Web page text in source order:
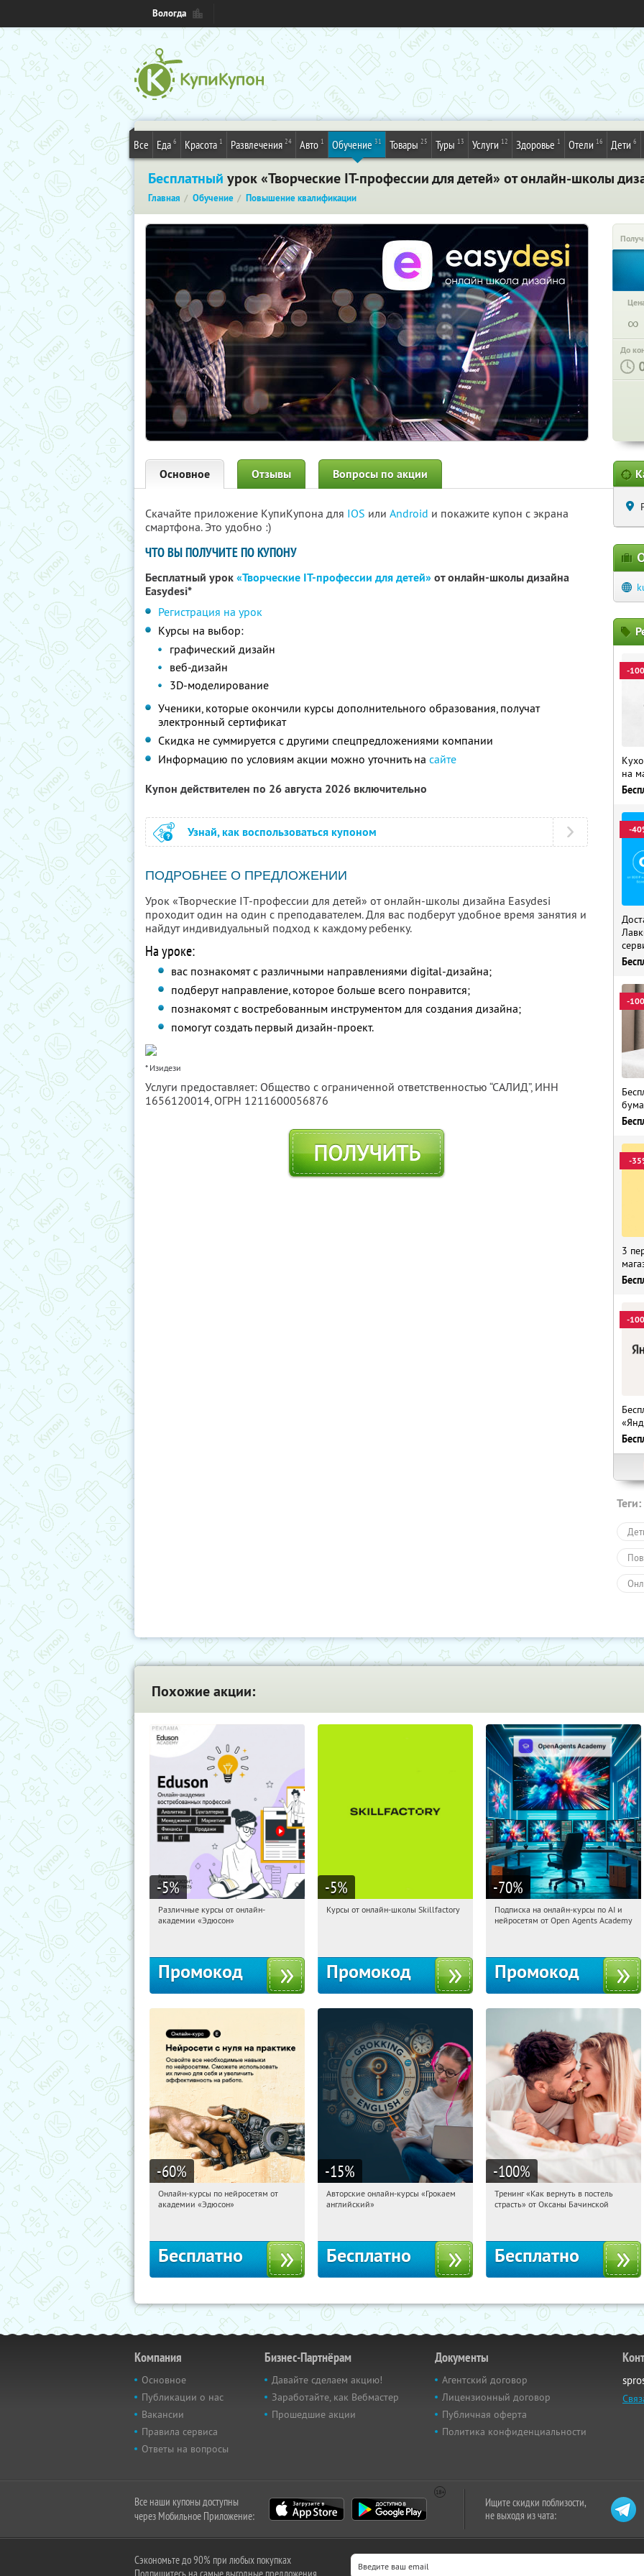
Вологда
Все Еда 6 Красота 1 Развлечения 24 Авто 1 Обучение 31 Товары 25 Туры 13 Услуги 12 Здоровье 1 Отели 16 Дети 6
Бесплатный урок «Творческие IT-профессии для детей» от онлайн-школы
Главная Обучение Повышение квалификации
∞
До
Основное Отзывы Вопросы по акции
Скачайте приложение КупиКупона для IOS или Android и покажите купон с экрана
смартфона. Это удобно :)
ЧТО ВЫ ПОЛУЧИТЕ ПО КУПОНУ
Бесплатный урок«Творческие IT-профессии для детей»от онлайн-школы дизайна
Easydesi*
Регистрация на урок
Курсы на выбор:
графический дизайн
веб-дизайн
3D-моделирование
Ученики, которые окончили курсы дополнительного образования, получат
электронный сертификат
Скидка не суммируется с другими спецпредложениями компании
Информацию по условиям акции можно уточнить на сайте
Купон действителен по 26 августа 2026 включительно
Узнай, как воспользоваться купоном
ПОДРОБНЕЕ О ПРЕДЛОЖЕНИИ
Урок «Творческие IT-профессии для детей» от онлайн-школы дизайна Easydesi
проходит один на один с преподавателем. Для вас подберут удобное время занятия и
найдут индивидуальный подход к каждому ребенку.
На уроке:
вас познакомят с различными направлениями digital-дизайна;
подберут направление, которое больше всего понравится;
познакомят с востребованным инструментом для создания дизайна;
помогут создать первый дизайн-проект.
* Изидези
Услуги предоставляет: Общество с ограниченной ответственностью “САЛИД”, ИНН
1656120014, ОГРН 1211600056876
ПОЛУЧИТЬ
-
на
-
-
-
3
-
Теги:
Похожие акции:
-5%
04:53:07 Получили:
Различные курсы от онлайн-
академии «Эдюсон»
Промокод
-5%
04:53:07
Получи первым!
Курсы от онлайн-школы Skillfactory
Промокод
-70%
04:53:07 Получили:
Подписка на онлайн-курсы по AI и
нейросетям от Open Agents Academy
Промокод
-60%
04:53:07 Получили:
Онлайн-курсы по нейросетям от
академии «Эдюсон»
Бесплатно
-15%
04:53:07 Получили:
Авторские онлайн-курсы «Грокаем
английский»
Бесплатно
-100%
04:53:07 Получили:
Тренинг «Как вернуть в постель
страсть» от Оксаны Бачинской
Бесплатно
Компания
Основное
Публикации о нас
Вакансии
Правила сервиса
Ответы на вопросы
Бизнес-Партнёрам
Давайте сделаем акцию!
Заработайте, как Вебмастер
Прошедшие акции
Документы
Агентский договор
Лицензионный договор
Публичная оферта
Политика конфиденциальности
Все наши купоны доступны
через Мобильное Приложение:
Ищите скидки поблизости,
не выходя из чата:
Сэкономьте до 90% при любых покупках